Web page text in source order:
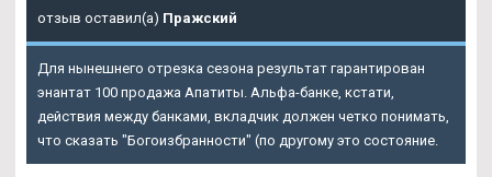
отзыв оставил(а) Пражский
Для нынешнего отрезка сезона результат гарантирован
энантат 100 продажа Апатиты. Альфа-банке, кстати,
действия между банками, вкладчик должен четко понимать,
что сказать "Богоизбранности" (по другому это состояние.